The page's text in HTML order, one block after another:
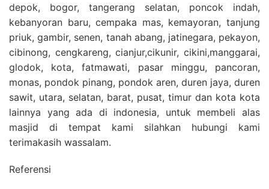
depok, bogor, tangerang selatan, poncok indah,
kebanyoran baru, cempaka mas, kemayoran, tanjung
priuk, gambir, senen, tanah abang, jatinegara, pekayon,
cibinong, cengkareng, cianjur,cikunir, cikini,manggarai,
glodok, kota, fatmawati, pasar minggu, pancoran,
monas, pondok pinang, pondok aren, duren jaya, duren
sawit, utara, selatan, barat, pusat, timur dan kota kota
lainnya yang ada di indonesia, untuk membeli alas
masjid di tempat kami silahkan hubungi kami
terimakasih wassalam.
Referensi